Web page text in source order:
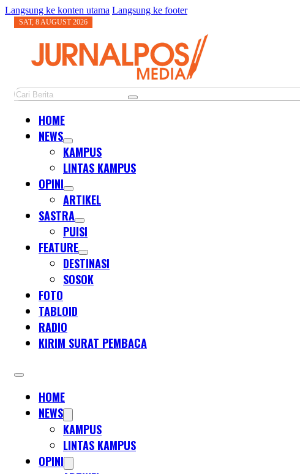
Langsung ke konten utama Langsung ke footer
SAT, 8 AUGUST 2026
Cari
HOME
NEWS
KAMPUS
LINTAS KAMPUS
OPINI
ARTIKEL
SASTRA
PUISI
FEATURE
DESTINASI
SOSOK
FOTO
TABLOID
RADIO
KIRIM SURAT PEMBACA
HOME
NEWS
KAMPUS
LINTAS KAMPUS
OPINI